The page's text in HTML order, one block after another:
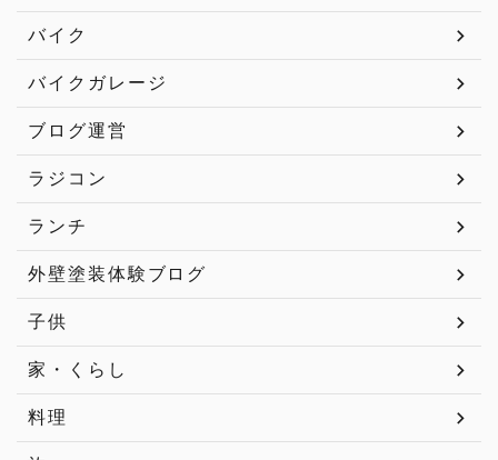
バイク
バイクガレージ
ブログ運営
ラジコン
ランチ
外壁塗装体験ブログ
子供
家・くらし
料理